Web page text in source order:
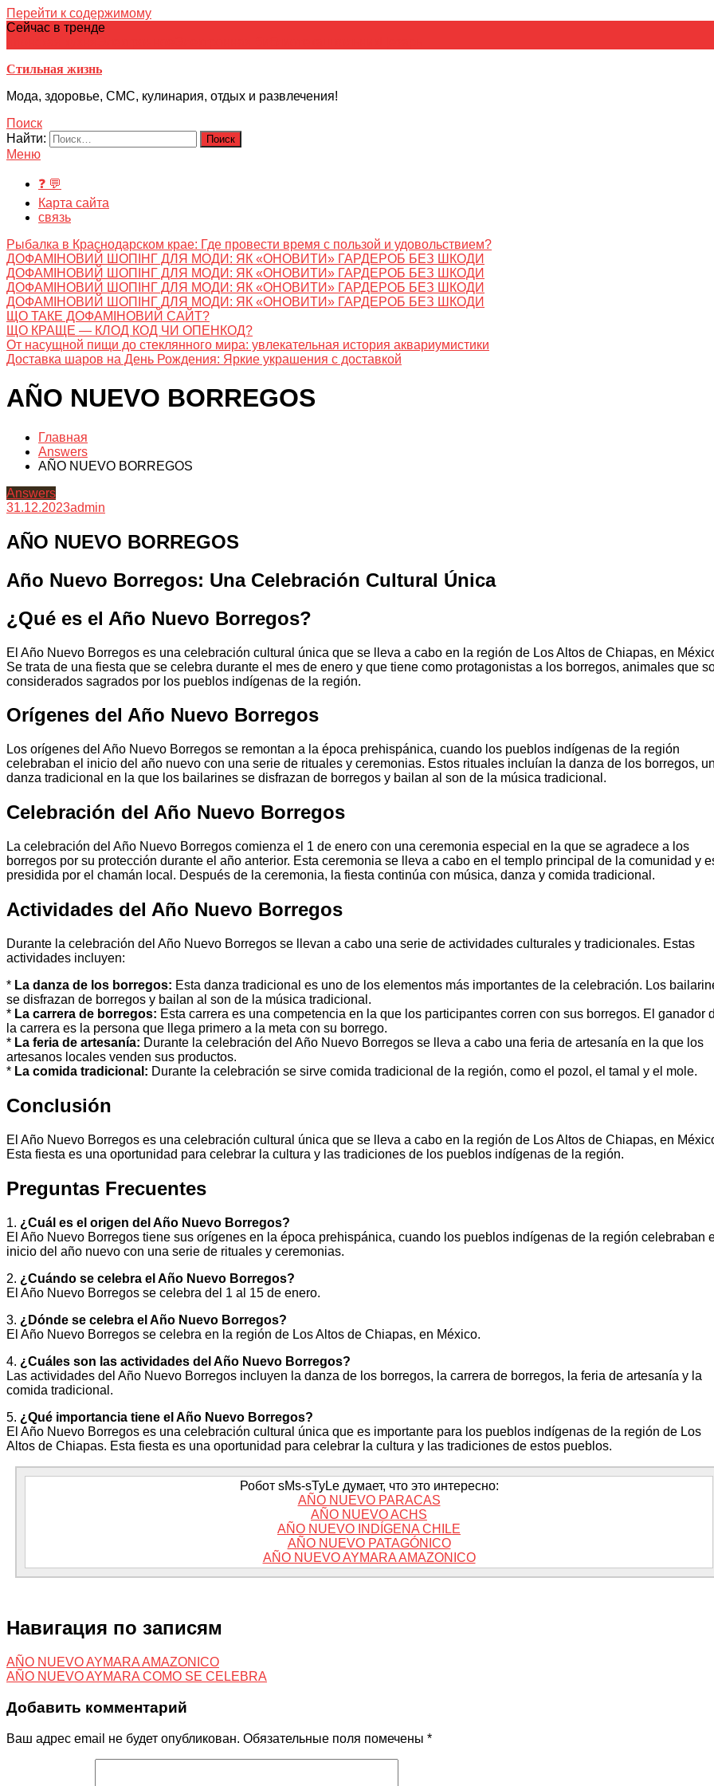
Перейти к содержимому
Сейчас в тренде
Стильная жизнь
Мода, здоровье, СМС, кулинария, отдых и развлечения!
Поиск
Найти:
Меню
❓ 💬
Карта сайта
связь
Рыбалка в Краснодарском крае: Где провести время с пользой и удовольствием?
ДОФАМІНОВИЙ ШОПІНГ ДЛЯ МОДИ: ЯК «ОНОВИТИ» ГАРДЕРОБ БЕЗ ШКОДИ
ДОФАМІНОВИЙ ШОПІНГ ДЛЯ МОДИ: ЯК «ОНОВИТИ» ГАРДЕРОБ БЕЗ ШКОДИ
ДОФАМІНОВИЙ ШОПІНГ ДЛЯ МОДИ: ЯК «ОНОВИТИ» ГАРДЕРОБ БЕЗ ШКОДИ
ДОФАМІНОВИЙ ШОПІНГ ДЛЯ МОДИ: ЯК «ОНОВИТИ» ГАРДЕРОБ БЕЗ ШКОДИ
ЩО ТАКЕ ДОФАМІНОВИЙ САЙТ?
ЩО КРАЩЕ — КЛОД КОД ЧИ ОПЕНКОД?
От насущной пищи до стеклянного мира: увлекательная история аквариумистики
Доставка шаров на День Рождения: Яркие украшения с доставкой
AÑO NUEVO BORREGOS
Главная
Answers
AÑO NUEVO BORREGOS
Answers
31.12.2023admin
AÑO NUEVO BORREGOS
Año Nuevo Borregos: Una Celebración Cultural Única
¿Qué es el Año Nuevo Borregos?
El Año Nuevo Borregos es una celebración cultural única que se lleva a cabo en la región de Los Altos de Chiapas, en
Se trata de una fiesta que se celebra durante el mes de enero y que tiene como protagonistas a los borregos, animales que
considerados sagrados por los pueblos indígenas de la región.
Orígenes del Año Nuevo Borregos
Los orígenes del Año Nuevo Borregos se remontan a la época prehispánica, cuando los pueblos indígenas de la región
celebraban el inicio del año nuevo con una serie de rituales y ceremonias. Estos rituales incluían la danza de los borregos,
danza tradicional en la que los bailarines se disfrazan de borregos y bailan al son de la música tradicional.
Celebración del Año Nuevo Borregos
La celebración del Año Nuevo Borregos comienza el 1 de enero con una ceremonia especial en la que se agradece a los
borregos por su protección durante el año anterior. Esta ceremonia se lleva a cabo en el templo principal de la comunidad y
presidida por el chamán local. Después de la ceremonia, la fiesta continúa con música, danza y comida tradicional.
Actividades del Año Nuevo Borregos
Durante la celebración del Año Nuevo Borregos se llevan a cabo una serie de actividades culturales y tradicionales. Estas
actividades incluyen:
* La danza de los borregos: Esta danza tradicional es uno de los elementos más importantes de la celebración. Los
se disfrazan de borregos y bailan al son de la música tradicional.
* La carrera de borregos: Esta carrera es una competencia en la que los participantes corren con sus borregos. El ganador
la carrera es la persona que llega primero a la meta con su borrego.
* La feria de artesanía: Durante la celebración del Año Nuevo Borregos se lleva a cabo una feria de artesanía en la que los
artesanos locales venden sus productos.
* La comida tradicional: Durante la celebración se sirve comida tradicional de la región, como el pozol, el tamal y el mole.
Conclusión
El Año Nuevo Borregos es una celebración cultural única que se lleva a cabo en la región de Los Altos de Chiapas, en
Esta fiesta es una oportunidad para celebrar la cultura y las tradiciones de los pueblos indígenas de la región.
Preguntas Frecuentes
1. ¿Cuál es el origen del Año Nuevo Borregos?
El Año Nuevo Borregos tiene sus orígenes en la época prehispánica, cuando los pueblos indígenas de la región celebraban
inicio del año nuevo con una serie de rituales y ceremonias.
2. ¿Cuándo se celebra el Año Nuevo Borregos?
El Año Nuevo Borregos se celebra del 1 al 15 de enero.
3. ¿Dónde se celebra el Año Nuevo Borregos?
El Año Nuevo Borregos se celebra en la región de Los Altos de Chiapas, en México.
4. ¿Cuáles son las actividades del Año Nuevo Borregos?
Las actividades del Año Nuevo Borregos incluyen la danza de los borregos, la carrera de borregos, la feria de artesanía y la
comida tradicional.
5. ¿Qué importancia tiene el Año Nuevo Borregos?
El Año Nuevo Borregos es una celebración cultural única que es importante para los pueblos indígenas de la región de Los
Altos de Chiapas. Esta fiesta es una oportunidad para celebrar la cultura y las tradiciones de estos pueblos.
Робот sMs-sTyLe думает, что это интересно:
AÑO NUEVO PARACAS
AÑO NUEVO ACHS
AÑO NUEVO INDÍGENA CHILE
AÑO NUEVO PATAGÓNICO
AÑO NUEVO AYMARA AMAZONICO
Навигация по записям
AÑO NUEVO AYMARA AMAZONICO
AÑO NUEVO AYMARA COMO SE CELEBRA
Добавить комментарий
Ваш адрес email не будет опубликован. Обязательные поля помечены *